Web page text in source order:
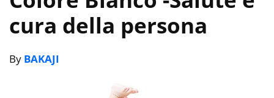
cura della persona
By BAKAJI